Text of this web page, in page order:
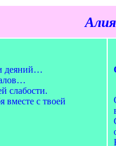
деяний…
слабости.
вместе с твоей